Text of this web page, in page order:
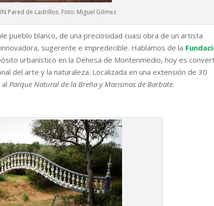
Pared de Ladrillos. Foto: Miguel Gómez
pueblo blanco, de una preciosidad cuasi obra de un artista
sugerente e impredecible. Hablamos de la
urbanístico en la Dehesa de Montenmedio, hoy es
del arte y la naturaleza. Localizada en una extensión de 30
alParque Natural de la Breña y Marismas de Barbate.